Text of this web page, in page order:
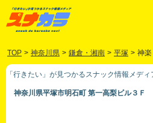
TOP > 神奈川県 > 鎌倉・湘南 > 平塚 > 神楽
「行きたい」が見つかるスナック情報メディ
神奈川県平塚市明石町 第一高梨ビル３Ｆ